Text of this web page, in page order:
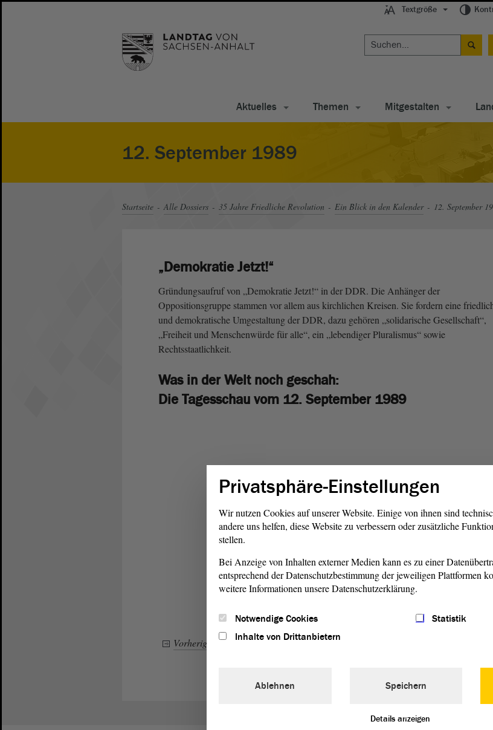
Textgröße
Aktuelles Themen Mitgestalten
12. September 1989
Startseite Alle Dossiers 35 Jahre Friedliche Revolution Ein Blick in den Kalender 12. September
„Demokratie Jetzt!“
Gründungsaufruf von „Demokratie Jetzt!“ in der DDR. Die Anhänger der
Oppositionsgruppe stammen vor allem aus kirchlichen Kreisen. Sie fordern eine
und demokratische Umgestaltung der DDR, dazu gehören „solidarische Gesellschaft“,
„Freiheit und Menschenwürde für alle“, ein „lebendiger Pluralismus“ sowie
Rechtsstaatlichkeit.
Was in der Welt noch geschah:
Die Tagesschau vom 12. September 1989
Vorheriger Eintrag– Nächster Eintrag
Privatsphäre-Einstellungen
Wir nutzen Cookies auf unserer Website. Einige von ihnen sind
andere uns helfen, diese Website zu verbessern oder zusätzliche
stellen.
Bei Anzeige von Inhalten externer Medien kann es zu einer
entsprechend der Datenschutzbestimmung der jeweiligen Plattformen
weitere Informationen unsere Datenschutzerklärung.
Notwendige Cookies
Statistik
Inhalte von Drittanbietern
Ablehnen Speichern
Details anzeigen